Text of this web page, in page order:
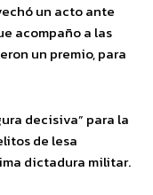
un acto ante
acompaño a las
un premio, para
decisiva” para la
de lesa
dictadura militar.